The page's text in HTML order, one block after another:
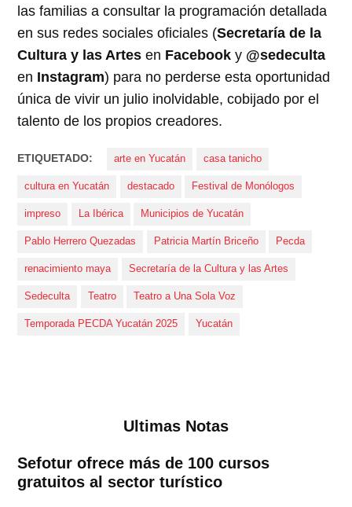
las familias a consultar la programación detallada
en sus redes sociales oficiales (Secretaría de la
Cultura y las Artes en Facebook y @sedeculta
en Instagram) para no perderse esta oportunidad
única de vivir un julio inolvidable, cobijado por el
talento de los propios creadores.
ETIQUETADO: arte en Yucatán casa tanicho
cultura en Yucatán destacado Festival de Monólogos
impreso La Ibérica Municipios de Yucatán
Pablo Herrero Quezadas Patricia Martín Briceño Pecda
renacimiento maya Secretaría de la Cultura y las Artes
Sedeculta Teatro Teatro a Una Sola Voz
Temporada PECDA Yucatán 2025 Yucatán
Ultimas Notas
Sefotur ofrece más de 100 cursos
gratuitos al sector turístico